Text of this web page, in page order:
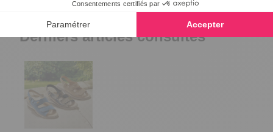
Derniers articles consultés